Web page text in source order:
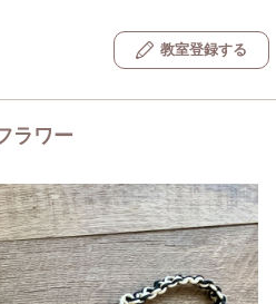
教室登録する
ラワー